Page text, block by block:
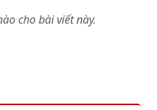
cho bài viết này.